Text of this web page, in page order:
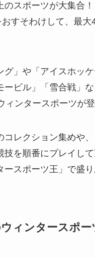
のスポーツが大集合！
すそわけして、最大
グ」や「アイスホッケ
ービル」「雪合戦」
ィンタースポーツが登
コレクション集めや、
技を順番にプレイし
ースポーツ王」で盛り
ィンタースポ